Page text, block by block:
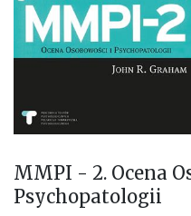
MMPI - 2. Ocena
Psychopatologii